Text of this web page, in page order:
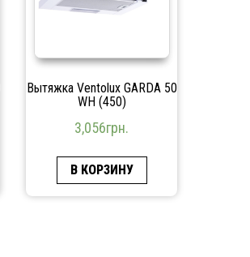
Вытяжка Ventolux GARDA 50
WH (450)
3,056грн.
В КОРЗИНУ